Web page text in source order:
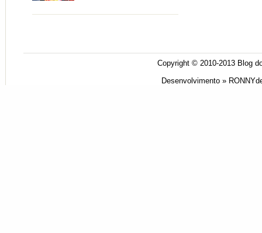
Copyright © 2010-2013 Blog
Desenvolvimento »